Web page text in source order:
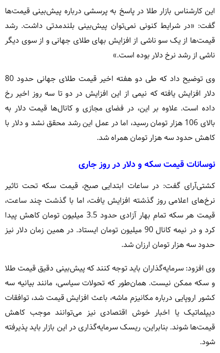
این کارشناس بازار طلا در پاسخ به پرسشی درباره پیش‌بینی قیمت‌ها
گفت: «در شرایط کنونی نمی‌توان پیش‌بینی بلندمدتی داشت. رشد
قیمت‌ها از یک سو ناشی از افزایش بهای طلای جهانی و از سوی دیگر
ناشی از رشد نرخ دلار بوده است.»
وی توضیح داد که طی دو هفته اخیر قیمت طلای جهانی حدود 80
دلار افزایش یافته که نیمی از این افزایش در دو تا سه روز اخیر رخ
داده است. علاوه بر این، در فضای مجازی و کانال‌ها قیمت دلار به
بالای 106 هزار تومان رسید، اما در عمل این رشد محقق نشد و دلار با
کاهش حدود سه هزار تومان همراه شد.
نوسانات قیمت سکه و دلار در روز جاری
کشتی‌آرای گفت: در ساعات ابتدایی صبح، قیمت سکه تحت تاثیر
نرخ‌های اعلامی روز گذشته افزایش یافت، اما با گذشت چند ساعت،
قیمت هر سکه تمام بهار آزادی حدود 3.5 میلیون تومان کاهش پیدا
کرد و در نیمه کانال 90 میلیون تومان ایستاد. در همین زمان دلار نیز
حدود سه هزار تومان ارزان شد.
وی افزود: سرمایه‌گذاران باید توجه کنند که پیش‌بینی دقیق قیمت طلا
و سکه ممکن نیست. همان‌طور که تحولات سیاسی، مانند بیانیه سه
کشور اروپایی درباره مکانیزم ماشه، باعث افزایش قیمت شد، توافقات
دیپلماتیک یا اخبار خوش اقتصادی نیز می‌توانند موجب کاهش
قیمت‌ها شوند. بنابراین، ریسک سرمایه‌گذاری در این بازار باید پذیرفته
شود.